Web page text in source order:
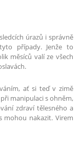
úrazů i správně
případy. Jenže to
měsíců valí ze všech
ať si teď v zimě
manipulaci s ohněm,
zdraví tělesného a
mohou nakazit. Virem